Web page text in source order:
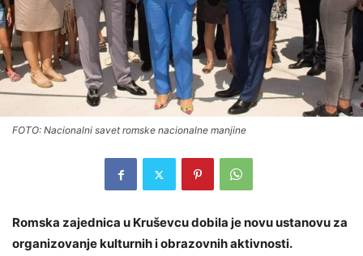
FOTO: Nacionalni savet romske nacionalne manjine
Romska zajednica u Kruševcu dobila je novu ustanovu za
organizovanje kulturnih i obrazovnih aktivnosti.